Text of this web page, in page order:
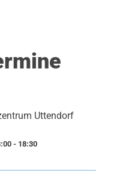
Uttendorf
- 18:30